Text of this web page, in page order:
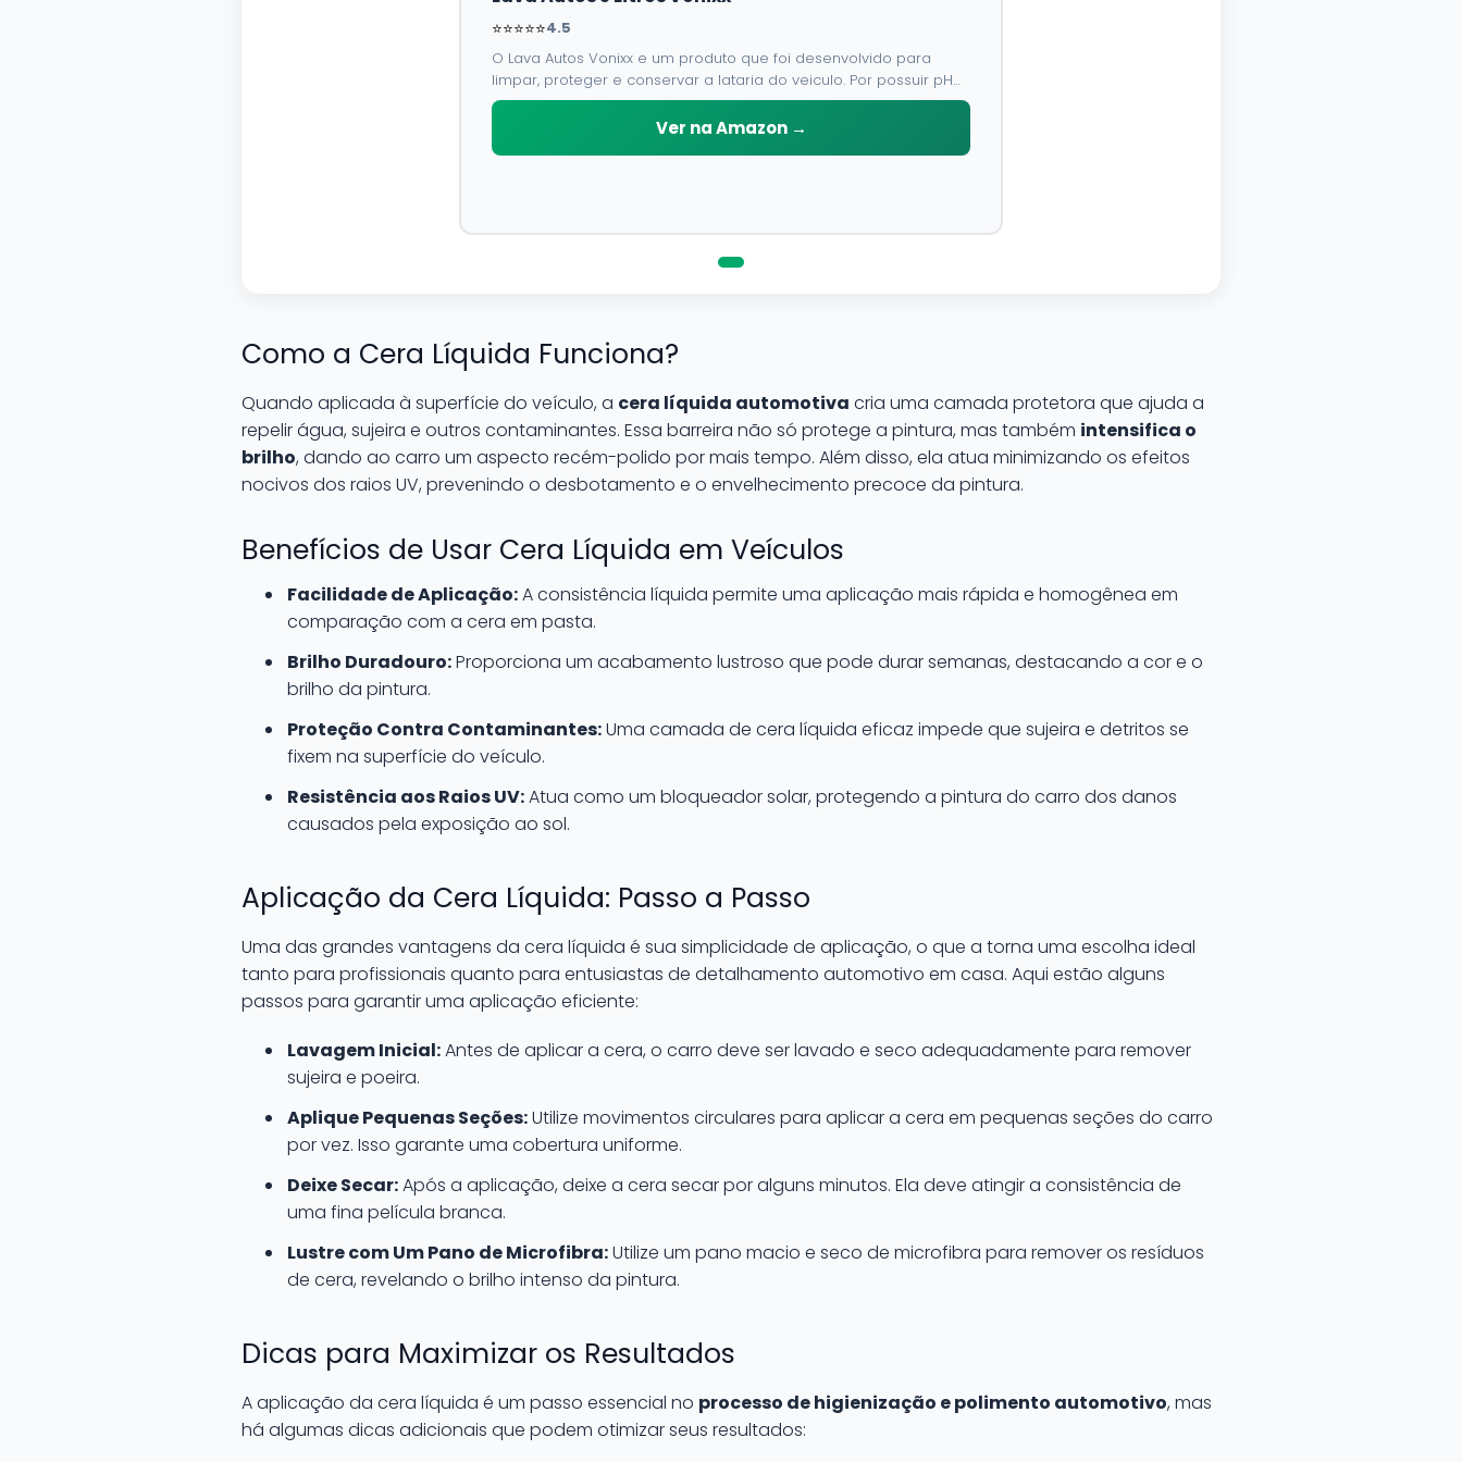
⭐⭐⭐⭐⭐4.5
O Lava Autos Vonixx e um produto que foi desenvolvido para
limpar, proteger e conservar a lataria do veiculo. Por possuir pH
neutro, pode ser aplicado em qualquer superficie sem correr o
Ver na Amazon →
Como a Cera Líquida Funciona?
Quando aplicada à superfície do veículo, a cera líquida automotiva cria uma camada protetora que ajuda a
repelir água, sujeira e outros contaminantes. Essa barreira não só protege a pintura, mas também intensifica o
brilho, dando ao carro um aspecto recém-polido por mais tempo. Além disso, ela atua minimizando os efeitos
nocivos dos raios UV, prevenindo o desbotamento e o envelhecimento precoce da pintura.
Benefícios de Usar Cera Líquida em Veículos
Facilidade de Aplicação:A consistência líquida permite uma aplicação mais rápida e homogênea em
comparação com a cera em pasta.
Brilho Duradouro:Proporciona um acabamento lustroso que pode durar semanas, destacando a cor e o
brilho da pintura.
Proteção Contra Contaminantes:Uma camada de cera líquida eficaz impede que sujeira e detritos se
fixem na superfície do veículo.
Resistência aos Raios UV:Atua como um bloqueador solar, protegendo a pintura do carro dos danos
causados pela exposição ao sol.
Aplicação da Cera Líquida: Passo a Passo
Uma das grandes vantagens da cera líquida é sua simplicidade de aplicação, o que a torna uma escolha ideal
tanto para profissionais quanto para entusiastas de detalhamento automotivo em casa. Aqui estão alguns
passos para garantir uma aplicação eficiente:
Lavagem Inicial:Antes de aplicar a cera, o carro deve ser lavado e seco adequadamente para remover
sujeira e poeira.
Aplique Pequenas Seções:Utilize movimentos circulares para aplicar a cera em pequenas seções do carro
por vez. Isso garante uma cobertura uniforme.
Deixe Secar:Após a aplicação, deixe a cera secar por alguns minutos. Ela deve atingir a consistência de
uma fina película branca.
Lustre com Um Pano de Microfibra:Utilize um pano macio e seco de microfibra para remover os resíduos
de cera, revelando o brilho intenso da pintura.
Dicas para Maximizar os Resultados
A aplicação da cera líquida é um passo essencial no processo de higienização e polimento automotivo, mas
há algumas dicas adicionais que podem otimizar seus resultados: